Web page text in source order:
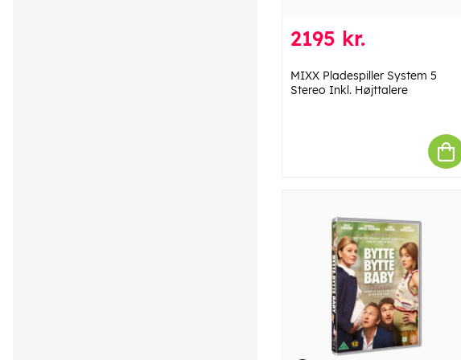
2195 kr.
MIXX Pladespiller System 5
Stereo Inkl. Højttalere